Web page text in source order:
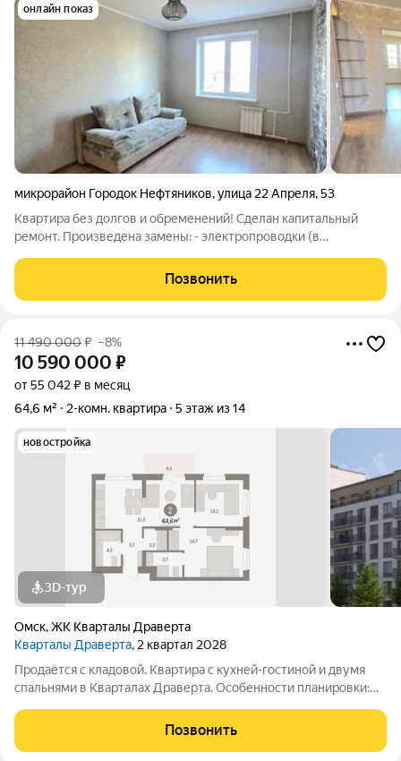
онлайн показ
микрорайон Городок Нефтяников,улица 22 Апреля,53
Квартира без долгов и обременений! Сделан капитальный
ремонт. Произведена замены: - электропроводки (в
воды - установлены счетчики на воду и газ, - труб отопления, -
радиаторов (полиметалл), -
Позвонить
11 490 000₽ –8%
10 590 000 ₽
от 55 042 ₽ в месяц
64,6 м²
2-комн. квартира 5 этаж из 14
новостройка
3D-тур
Омск,ЖК Кварталы Драверта
Кварталы Драверта, 2 квартал 2028
Продаётся с кладовой. Квартира с кухней-гостиной и двумя
спальнями в Кварталах Драверта. Особенности планировки:
постирочная, предчистовая отделка. № квартиры в нашей
базе: ДВТ04-Ж4.5.2.
Позвонить